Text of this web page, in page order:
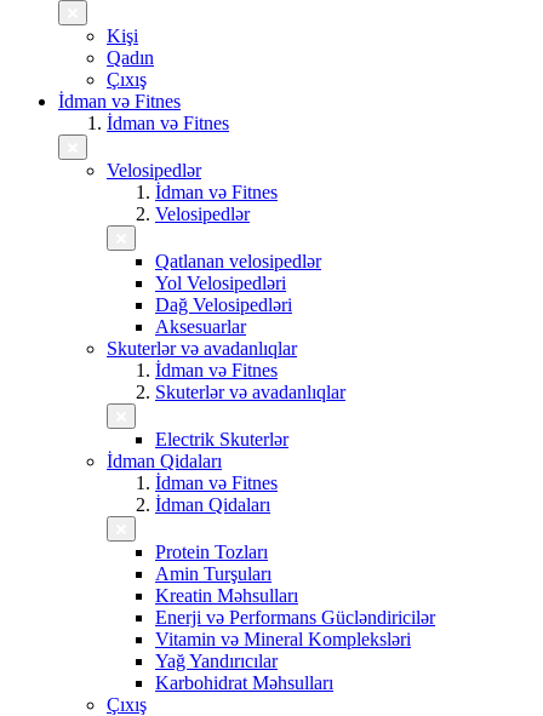
Kişi
Qadın
Çıxış
İdman və Fitnes
İdman və Fitnes
Velosipedlər
İdman və Fitnes
Velosipedlər
Qatlanan velosipedlər
Yol Velosipedləri
Dağ Velosipedləri
Aksesuarlar
Skuterlər və avadanlıqlar
İdman və Fitnes
Skuterlər və avadanlıqlar
Electrik Skuterlər
İdman Qidaları
İdman və Fitnes
İdman Qidaları
Protein Tozları
Amin Turşuları
Kreatin Məhsulları
Enerji və Performans Gücləndiricilər
Vitamin və Mineral Kompleksləri
Yağ Yandırıcılar
Karbohidrat Məhsulları
Çıxış